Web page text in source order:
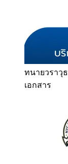
ทนายวราวุธ
เอกสาร